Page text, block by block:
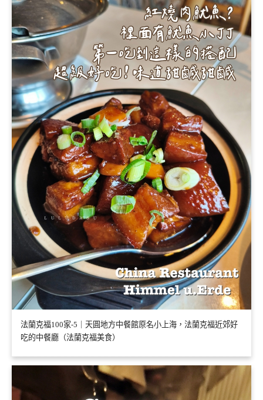
法蘭克福100家-5｜天圓地方中餐館原名小上海，法蘭克福近郊好
吃的中餐廳（法蘭克福美食）